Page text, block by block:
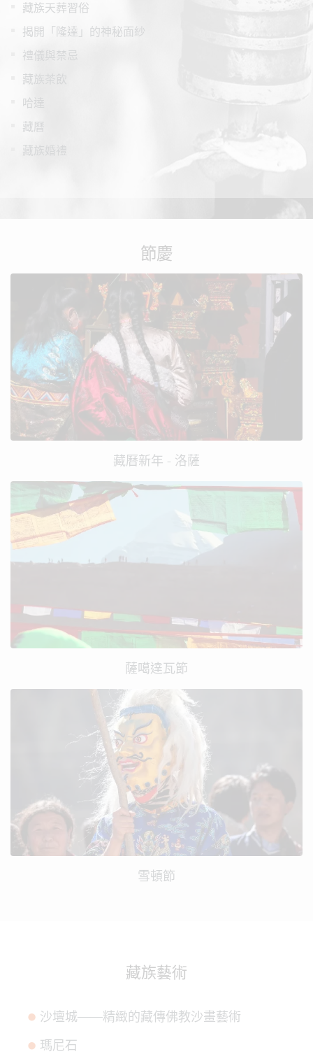
藏族天葬習俗
揭開「隆達」的神秘面紗
禮儀與禁忌
藏族茶飲
哈達
藏曆
藏族婚禮
節慶
藏曆新年 - 洛薩
薩噶達瓦節
雪頓節
藏族藝術
沙壇城——精緻的藏傳佛教沙畫藝術
瑪尼石